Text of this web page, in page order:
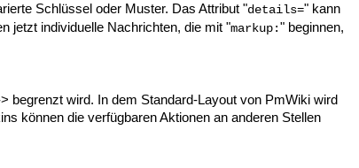
Schlüssel oder Muster. Das Attribut "details=" kann
jetzt individuelle Nachrichten, die mit "markup:" beginnen,
begrenzt wird. In dem Standard-Layout von PmWiki wird
können die verfügbaren Aktionen an anderen Stellen